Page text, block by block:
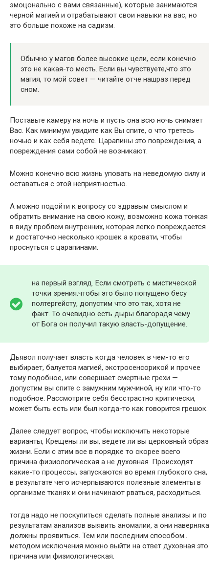
эмоцонально с вами связанные), которые занимаются
черной магией и отрабатывают свои навыки на вас, но
это больше похоже на садизм.
Обычно у магов более высокие цели, если конечно
это не какая-то месть. Если вы чувствуете,что это
магия, то мой совет — читайте отче нашраз перед
сном.
Поставьте камеру на ночь и пусть она всю ночь снимает
Вас. Как минимум увидите как Вы спите, о что третесь
ночью и как себя ведете. Царапины это повреждения, а
повреждения сами собой не возникают.
Можно конечно всю жизнь уповать на неведомую силу и
оставаться с этой неприятностью.
А можно подойти к вопросу со здравым смыслом и
обратить внимание на свою кожу, возможно кожа тонкая
в виду проблем внутренних, которая легко повреждается
и достаточно несколько крошек а кровати, чтобы
проснуться с царапинами.
на первый взгляд. Если смотреть с мистической
точки зрения.чтобы это было попущено бесу
полтергейсту, допустим что это так, хотя не
факт. То очевидно есть дыры благорадя чему
от Бога он получил такую власть-допущение.
Дьявол получает власть когда человек в чем-то его
выбирает, балуется магией, экстросенсорикой и прочее
тому подобное, или совершает смертные грехи —
допустим вы спите с замужним мужчиной, ну или что-то
подобное. Рассмотрите себя бесстрастно критически,
может быть есть или был когда-то как говорится грешок.
Далее следует вопрос, чтобы исключить некоторые
варианты, Крещены ли вы, ведете ли вы церковный образ
жизни. Если с этим все в порядке то скорее всего
причина физиологическая а не духовная. Происходят
какие-то процессы, запускаются во время глубокого сна,
в результате чего исчерпываются полезные элементы в
организме тканях и они начинают рваться, расходиться.
тогда надо не поскупиться сделать полные анализы и по
результатам анализов выявить аномалии, а они наверняка
должны проявиться. Тем или последним способом..
методом исключения можно выйти на ответ духовная это
причина или физиологическая.